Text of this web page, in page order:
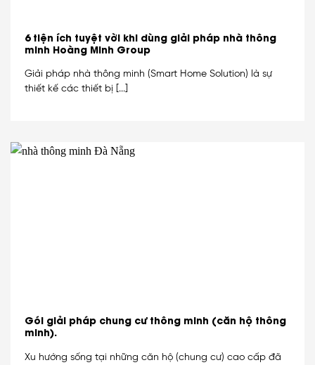
6 tiện ích tuyệt vời khi dùng giải pháp nhà thông
minh Hoàng Minh Group
Giải pháp nhà thông minh (Smart Home Solution) là sự
thiết kế các thiết bị [...]
Gói giải pháp chung cư thông minh (căn hộ thông
minh).
Xu hướng sống tại những căn hộ (chung cư) cao cấp đã